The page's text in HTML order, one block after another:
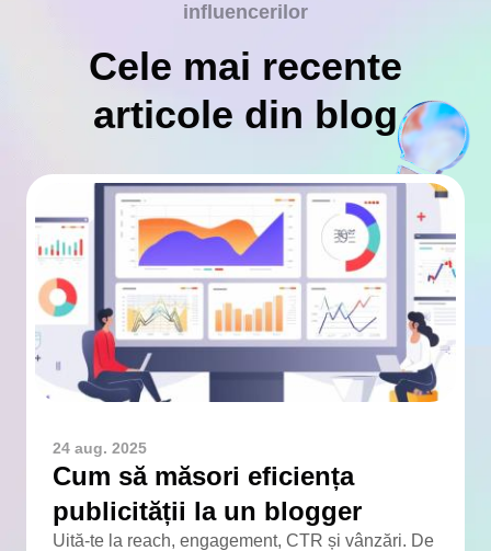
influencerilor
Cele mai recente
articole din blog
24 aug. 2025
Cum să măsori eficiența
publicității la un blogger
Uită-te la reach, engagement, CTR și vânzări. De